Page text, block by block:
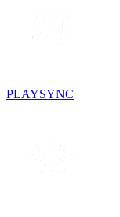
PLAYSYNC